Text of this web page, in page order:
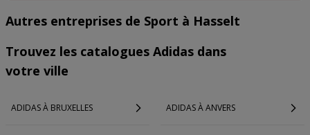
Autres entreprises de Sport à Hasselt
Trouvez les catalogues Adidas dans
votre ville
ADIDAS À BRUXELLES ADIDAS À ANVERS